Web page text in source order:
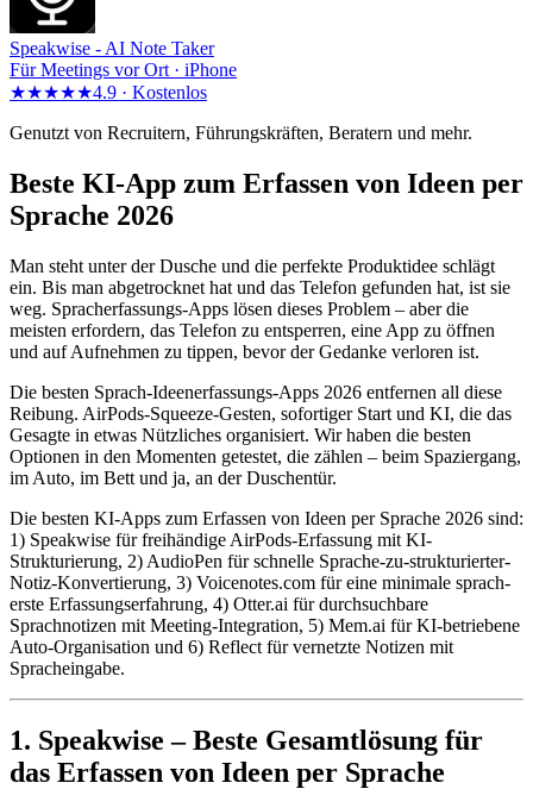
Speakwise - AI Note Taker
Für Meetings vor Ort · iPhone
★★★★★4.9 · Kostenlos
Genutzt von Recruitern, Führungskräften, Beratern und mehr.
Beste KI-App zum Erfassen von Ideen per
Sprache 2026
Man steht unter der Dusche und die perfekte Produktidee schlägt
ein. Bis man abgetrocknet hat und das Telefon gefunden hat, ist sie
weg. Spracherfassungs-Apps lösen dieses Problem – aber die
meisten erfordern, das Telefon zu entsperren, eine App zu öffnen
und auf Aufnehmen zu tippen, bevor der Gedanke verloren ist.
Die besten Sprach-Ideenerfassungs-Apps 2026 entfernen all diese
Reibung. AirPods-Squeeze-Gesten, sofortiger Start und KI, die das
Gesagte in etwas Nützliches organisiert. Wir haben die besten
Optionen in den Momenten getestet, die zählen – beim Spaziergang,
im Auto, im Bett und ja, an der Duschentür.
Die besten KI-Apps zum Erfassen von Ideen per Sprache 2026 sind:
1) Speakwise für freihändige AirPods-Erfassung mit KI-
Strukturierung, 2) AudioPen für schnelle Sprache-zu-strukturierter-
Notiz-Konvertierung, 3) Voicenotes.com für eine minimale sprach-
erste Erfassungserfahrung, 4) Otter.ai für durchsuchbare
Sprachnotizen mit Meeting-Integration, 5) Mem.ai für KI-betriebene
Auto-Organisation und 6) Reflect für vernetzte Notizen mit
Spracheingabe.
1. Speakwise – Beste Gesamtlösung für
das Erfassen von Ideen per Sprache